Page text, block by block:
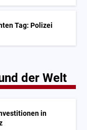
Tag: Polizei
der Welt
in